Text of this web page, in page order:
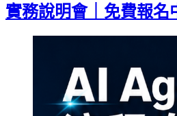
實務說明會｜免費報名